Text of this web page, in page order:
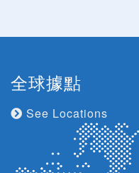
全球據點
See Locations